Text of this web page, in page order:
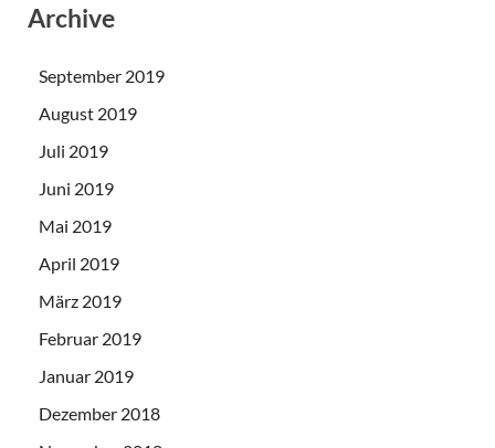
Archive
September 2019
August 2019
Juli 2019
Juni 2019
Mai 2019
April 2019
März 2019
Februar 2019
Januar 2019
Dezember 2018